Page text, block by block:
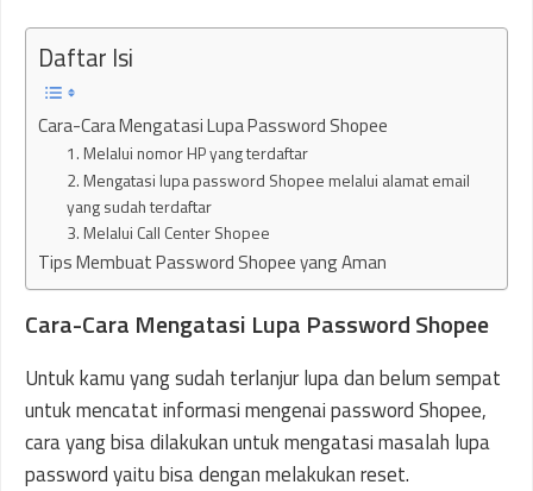
Daftar Isi
Cara-Cara Mengatasi Lupa Password Shopee
1. Melalui nomor HP yang terdaftar
2. Mengatasi lupa password Shopee melalui alamat email
yang sudah terdaftar
3. Melalui Call Center Shopee
Tips Membuat Password Shopee yang Aman
Cara-Cara Mengatasi Lupa Password Shopee
Untuk kamu yang sudah terlanjur lupa dan belum sempat
untuk mencatat informasi mengenai password Shopee,
cara yang bisa dilakukan untuk mengatasi masalah lupa
password yaitu bisa dengan melakukan reset.